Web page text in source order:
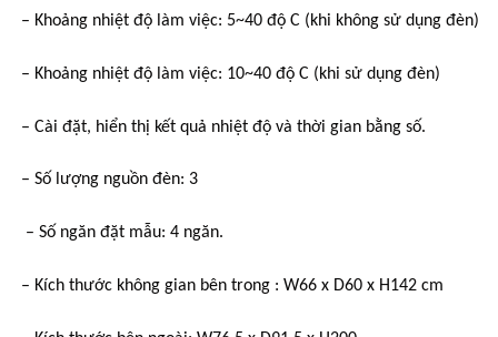
– Khoảng nhiệt độ làm việc: 5~40 độ C (khi không sử dụng đèn)
– Khoảng nhiệt độ làm việc: 10~40 độ C (khi sử dụng đèn)
– Cài đặt, hiển thị kết quả nhiệt độ và thời gian bằng số.
– Số lượng nguồn đèn: 3
– Số ngăn đặt mẫu: 4 ngăn.
– Kích thước không gian bên trong : W66 x D60 x H142 cm